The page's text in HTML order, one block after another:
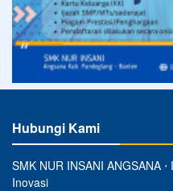
Hubungi Kami
SMK NUR INSANI ANGSANA
Inovasi